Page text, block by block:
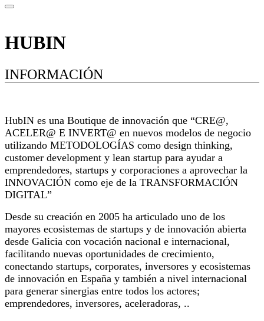
HUBIN
INFORMACIÓN
HubIN es una Boutique de innovación que “CRE@,
ACELER@ E INVERT@ en nuevos modelos de negocio
utilizando METODOLOGÍAS como design thinking,
customer development y lean startup para ayudar a
emprendedores, startups y corporaciones a aprovechar la
INNOVACIÓN como eje de la TRANSFORMACIÓN
DIGITAL”
Desde su creación en 2005 ha articulado uno de los
mayores ecosistemas de startups y de innovación abierta
desde Galicia con vocación nacional e internacional,
facilitando nuevas oportunidades de crecimiento,
conectando startups, corporates, inversores y ecosistemas
de innovación en España y también a nivel internacional
para generar sinergias entre todos los actores;
emprendedores, inversores, aceleradoras, ..